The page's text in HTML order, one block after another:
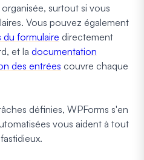
surtout si vous
Vous pouvez également
du formulaire directement
et la documentation
des entrées couvre chaque
définies, WPForms s'en
vous aident à tout